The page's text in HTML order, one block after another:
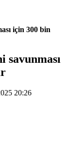
için 300 bin
savunması
20:26